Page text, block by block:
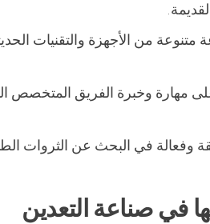
من الأجهزة والتقنيات
مهارة وخبرة الفريق المتخصص
وفعالة في البحث عن الثروات
في صناعة التعدين